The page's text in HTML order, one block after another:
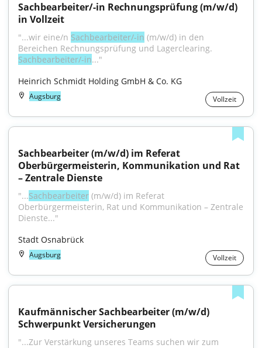
Sachbearbeiter/-in Rechnungsprüfung (m/w/d)
in Vollzeit
"...wir eine/n Sachbearbeiter/-in (m/w/d) in den
Sachbearbeiter/-in..."
Heinrich Schmidt Holding GmbH & Co. KG
Augsburg Vollzeit
Sachbearbeiter (m/w/d) im Referat
Oberbürgermeisterin, Kommunikation und Rat
– Zentrale Dienste
"...Sachbearbeiter (m/w/d) im Referat
Oberbürgermeisterin, Rat und Kommunikation – Zentrale
Dienste..."
Stadt Osnabrück
Augsburg Vollzeit
Kaufmännischer Sachbearbeiter (m/w/d)
Schwerpunkt Versicherungen
"...Zur Verstärkung unseres Teams suchen wir zum